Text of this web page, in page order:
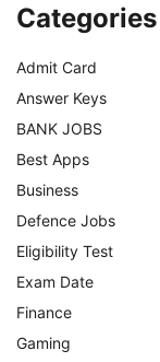
Categories
Admit Card
Answer Keys
BANK JOBS
Best Apps
Business
Defence Jobs
Eligibility Test
Exam Date
Finance
Gaming